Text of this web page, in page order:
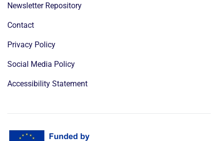
Newsletter Repository
Contact
Privacy Policy
Social Media Policy
Accessibility Statement